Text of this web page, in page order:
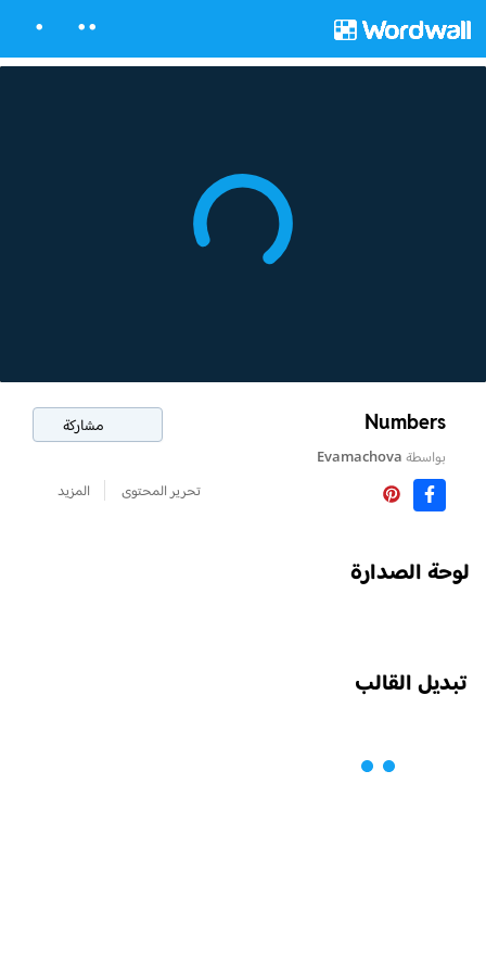
Numbers مشاركة
بواسطةEvamachova
تحرير المحتوى
المزيد
لوحة الصدارة
تبديل القالب